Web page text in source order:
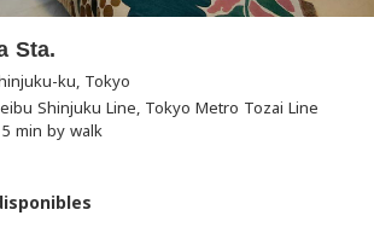
Sta.
ku, Tokyo
Shinjuku Line, Tokyo Metro Tozai Line
min by walk